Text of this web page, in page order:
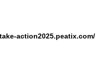
action2025.peatix.com/